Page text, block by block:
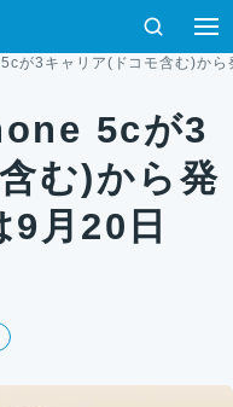
検索
が3キャリア(ドコモ含む)から
5cが3
む)から発
9月20日